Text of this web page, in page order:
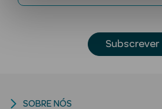
Subscrever
SOBRE NÓS